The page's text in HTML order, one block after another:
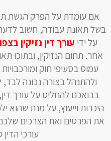
אם עומדת על הפרק הגשת
בשל תאונת עבודה, חשוב
על ידי עורך דין נזיקין
אחר. תחום הנזיקין, ובתוכו
עמוס בסעיפי חוק
ולהתנהל בצורה נכונה לבד,
בבואכם להחליט על עורך
היכרות וייעוץ, על מנת שהוא
את הפרטים ואת הצרכים
עורכי הדין